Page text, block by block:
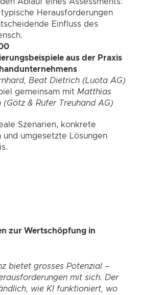
Herausforderungen
Einfluss des
aus der Praxis
Beat Dietrich (Luota AG)
gemeinsam mit Matthias
(Götz & Rufer Treuhand AG)
Szenarien, konkrete
und umgesetzte Lösungen
zur Wertschöpfung in
bietet grosses Potenzial –
mit sich. Der
wie KI funktioniert, wo